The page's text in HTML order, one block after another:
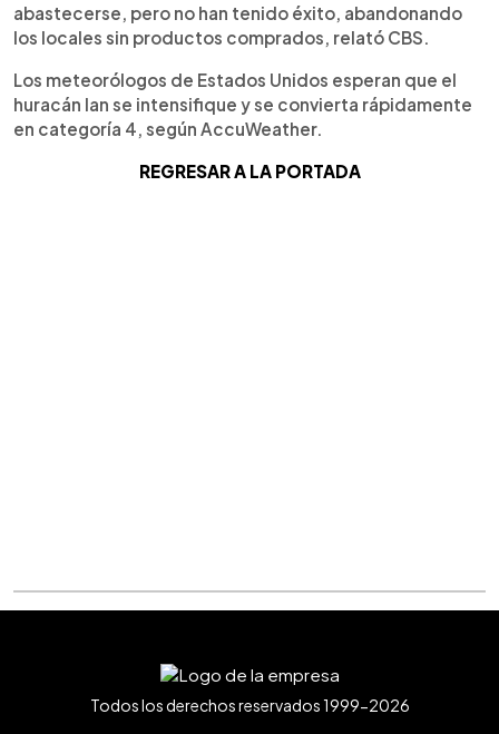
abastecerse, pero no han tenido éxito, abandonando
los locales sin productos comprados, relató CBS.
Los meteorólogos de Estados Unidos esperan que el
huracán Ian se intensifique y se convierta rápidamente
en categoría 4, según AccuWeather.
REGRESAR A LA PORTADA
Todos los derechos reservados 1999-2026